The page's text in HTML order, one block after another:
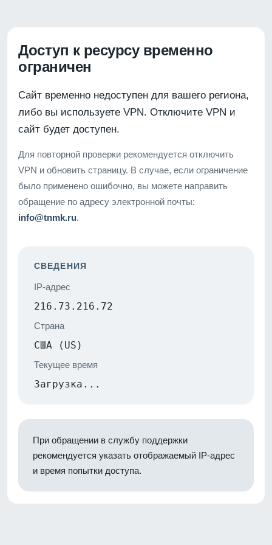
Доступ к ресурсу временно
ограничен
Сайт временно недоступен для вашего региона,
либо вы используете VPN. Отключите VPN и
сайт будет доступен.
Для повторной проверки рекомендуется отключить
VPN и обновить страницу. В случае, если ограничение
было применено ошибочно, вы можете направить
обращение по адресу электронной почты:
info@tnmk.ru.
СВЕДЕНИЯ
IP-адрес
216.73.216.72
Страна
США (US)
Текущее время
Загрузка...
При обращении в службу поддержки
рекомендуется указать отображаемый IP-адрес
и время попытки доступа.